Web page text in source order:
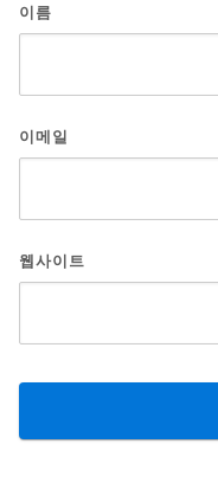
이름
이메일
웹사이트